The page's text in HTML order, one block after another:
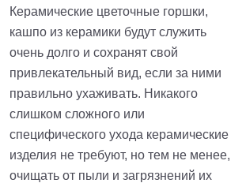
Керамические цветочные горшки,
кашпо из керамики будут служить
очень долго и сохранят свой
привлекательный вид, если за ними
правильно ухаживать. Никакого
слишком сложного или
специфического ухода керамические
изделия не требуют, но тем не менее,
очищать от пыли и загрязнений их